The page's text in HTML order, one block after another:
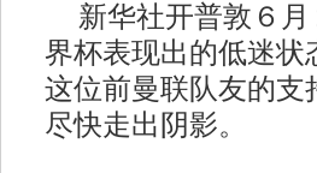
新华社开普敦６月
界杯表现出的低迷状
这位前曼联队友的支
尽快走出阴影。